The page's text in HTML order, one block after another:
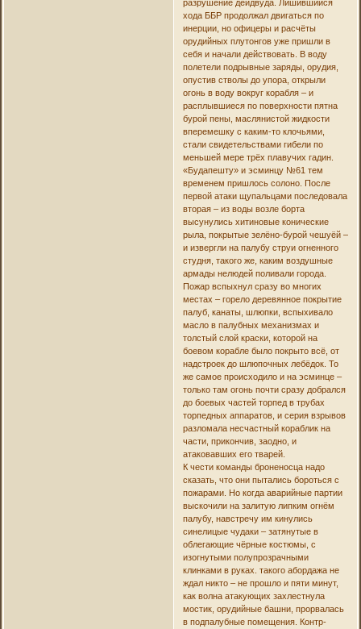
разрушение дейдвуда. Лишившийся
хода ББР продолжал двигаться по
инерции, но офицеры и расчёты
орудийных плутонгов уже пришли в
себя и начали действовать. В воду
полетели подрывные заряды, орудия,
опустив стволы до упора, открыли
огонь в воду вокруг корабля – и
расплывшиеся по поверхности пятна
бурой пены, маслянистой жидкости
вперемешку с каким-то клочьями,
стали свидетельствами гибели по
меньшей мере трёх плавучих гадин.
«Будапешту» и эсминцу №61 тем
временем пришлось солоно. После
первой атаки щупальцами последовала
вторая – из воды возле борта
высунулись хитиновые конические
рыла, покрытые зелёно-бурой чешуёй –
и извергли на палубу струи огненного
студня, такого же, каким воздушные
армады нелюдей поливали города.
Пожар вспыхнул сразу во многих
местах – горело деревянное покрытие
палуб, канаты, шлюпки, вспыхивало
масло в палубных механизмах и
толстый слой краски, которой на
боевом корабле было покрыто всё, от
надстроек до шлюпочных лебёдок. То
же самое происходило и на эсминце –
только там огонь почти сразу добрался
до боевых частей торпед в трубах
торпедных аппаратов, и серия взрывов
разломала несчастный кораблик на
части, прикончив, заодно, и
атаковавших его тварей.
К чести команды броненосца надо
сказать, что они пытались бороться с
пожарами. Но когда аварийные партии
выскочили на залитую липким огнём
палубу, навстречу им кинулись
синелицые чудаки – затянутые в
облегающие чёрные костюмы, с
изогнутыми полупрозрачными
клинками в руках. такого абордажа не
ждал никто – не прошло и пяти минут,
как волна атакующих захлестнула
мостик, орудийные башни, прорвалась
в подпалубные помещения. Контр-